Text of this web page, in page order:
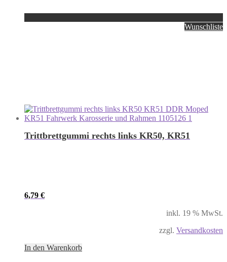
Wunschliste
Trittbrettgummi rechts links KR50, KR51
6,79 €
inkl. 19 % MwSt.
zzgl. Versandkosten
In den Warenkorb